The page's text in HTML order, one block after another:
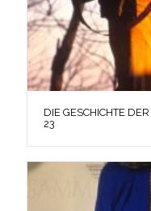
DIE GESCHICHTE
23